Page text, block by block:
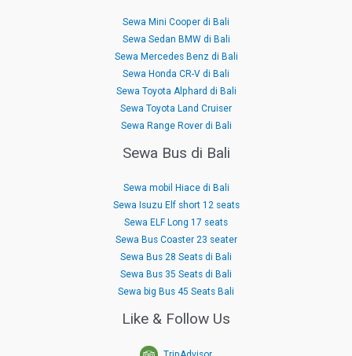
Sewa Mini Cooper di Bali
Sewa Sedan BMW di Bali
Sewa Mercedes Benz di Bali
Sewa Honda CR-V di Bali
Sewa Toyota Alphard di Bali
Sewa Toyota Land Cruiser
Sewa Range Rover di Bali
Sewa Bus di Bali
Sewa mobil Hiace di Bali
Sewa Isuzu Elf short 12 seats
Sewa ELF Long 17 seats
Sewa Bus Coaster 23 seater
Sewa Bus 28 Seats di Bali
Sewa Bus 35 Seats di Bali
Sewa big Bus 45 Seats Bali
Like & Follow Us